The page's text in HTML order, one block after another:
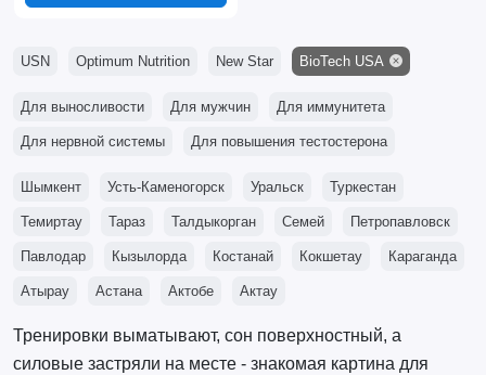
USN Optimum Nutrition New Star BioTech USA
Для выносливости Для мужчин Для иммунитета
Для нервной системы Для повышения тестостерона
Шымкент Усть-Каменогорск Уральск Туркестан
Темиртау Тараз Талдыкорган Семей Петропавловск
Павлодар Кызылорда Костанай Кокшетау Караганда
Атырау Астана Актобе Актау
Тренировки выматывают, сон поверхностный, а
силовые застряли на месте - знакомая картина для